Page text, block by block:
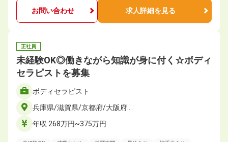
お問い合わせ 求人詳細を見る
正社員
未経験OK◎働きながら知識が身に付く☆ボディ
セラピストを募集
ボディセラピスト
兵庫県/滋賀県/京都府/大阪府…
年収 268万円~375万円